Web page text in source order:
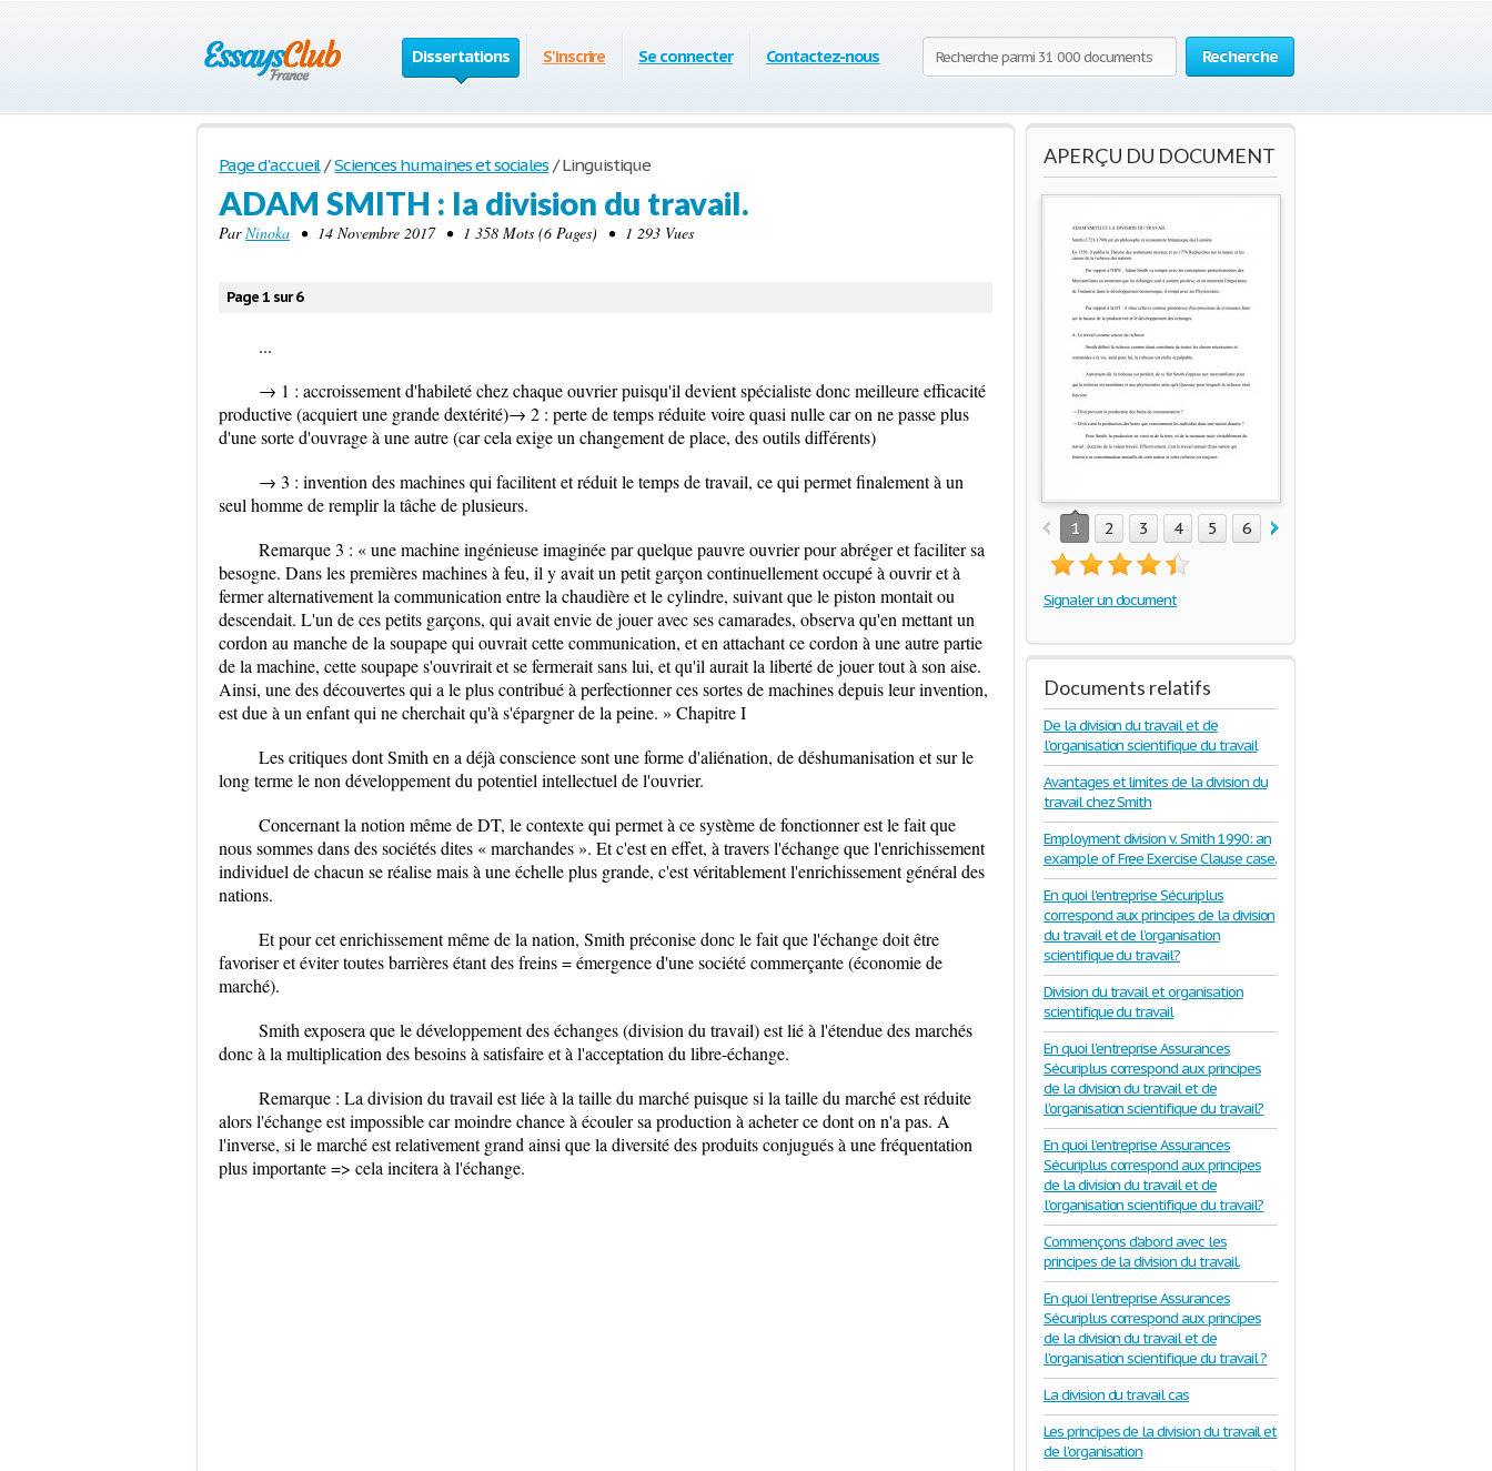
Recherche
Dissertations S'inscrire Se connecter Contactez-nous
Page d'accueil / Sciences humaines et sociales /Linguistique
ADAM SMITH : la division du travail.
ParNinoka • 14 Novembre 2017 • 1 358 Mots (6 Pages) • 1 293 Vues
Page 1 sur 6
...
→ 1 : accroissement d'habileté chez chaque ouvrier puisqu'il devient spécialiste donc meilleure efficacité
productive (acquiert une grande dextérité)→ 2 : perte de temps réduite voire quasi nulle car on ne passe plus
d'une sorte d'ouvrage à une autre (car cela exige un changement de place, des outils différents)
→ 3 : invention des machines qui facilitent et réduit le temps de travail, ce qui permet finalement à un
seul homme de remplir la tâche de plusieurs.
Remarque 3 : « une machine ingénieuse imaginée par quelque pauvre ouvrier pour abréger et faciliter sa
besogne. Dans les premières machines à feu, il y avait un petit garçon continuellement occupé à ouvrir et à
fermer alternativement la communication entre la chaudière et le cylindre, suivant que le piston montait ou
descendait. L'un de ces petits garçons, qui avait envie de jouer avec ses camarades, observa qu'en mettant un
cordon au manche de la soupape qui ouvrait cette communication, et en attachant ce cordon à une autre partie
de la machine, cette soupape s'ouvrirait et se fermerait sans lui, et qu'il aurait la liberté de jouer tout à son aise.
Ainsi, une des découvertes qui a le plus contribué à perfectionner ces sortes de machines depuis leur invention,
est due à un enfant qui ne cherchait qu'à s'épargner de la peine. » Chapitre I
Les critiques dont Smith en a déjà conscience sont une forme d'aliénation, de déshumanisation et sur le
long terme le non développement du potentiel intellectuel de l'ouvrier.
Concernant la notion même de DT, le contexte qui permet à ce système de fonctionner est le fait que
nous sommes dans des sociétés dites « marchandes ». Et c'est en effet, à travers l'échange que l'enrichissement
individuel de chacun se réalise mais à une échelle plus grande, c'est véritablement l'enrichissement général des
nations.
Et pour cet enrichissement même de la nation, Smith préconise donc le fait que l'échange doit être
favoriser et éviter toutes barrières étant des freins = émergence d'une société commerçante (économie de
marché).
Smith exposera que le développement des échanges (division du travail) est lié à l'étendue des marchés
donc à la multiplication des besoins à satisfaire et à l'acceptation du libre-échange.
Remarque : La division du travail est liée à la taille du marché puisque si la taille du marché est réduite
alors l'échange est impossible car moindre chance à écouler sa production à acheter ce dont on n'a pas. A
l'inverse, si le marché est relativement grand ainsi que la diversité des produits conjugués à une fréquentation
plus importante => cela incitera à l'échange.
APERÇU DU DOCUMENT
1 2 3 4 5 6
Signaler un document
Documents relatifs
De la division du travail et de
l’organisation scientifique du travail
Avantages et limites de la division du
travail chez Smith
Employment division v. Smith 1990: an
example of Free Exercise Clause case.
En quoi l'entreprise Sécuriplus
correspond aux principes de la division
du travail et de l’organisation
scientifique du travail?
Division du travail et organisation
scientifique du travail
En quoi l’entreprise Assurances
Sécuriplus correspond aux principes
de la division du travail et de
l’organisation scientifique du travail?
En quoi l’entreprise Assurances
Sécuriplus correspond aux principes
de la division du travail et de
l’organisation scientifique du travail?
Commençons d’abord avec les
principes de la division du travail.
En quoi l’entreprise Assurances
Sécuriplus correspond aux principes
de la division du travail et de
l’organisation scientifique du travail ?
La division du travail cas
Les principes de la division du travail et
de l’organisation